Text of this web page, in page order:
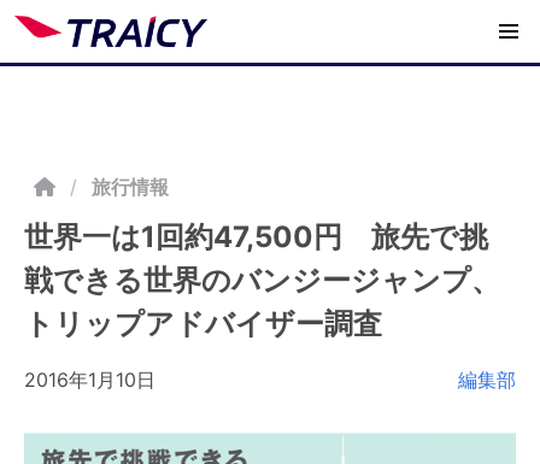
/ 旅行情報
世界一は1回約47,500円 旅先で挑
戦できる世界のバンジージャンプ、
トリップアドバイザー調査
2016年1月10日 編集部